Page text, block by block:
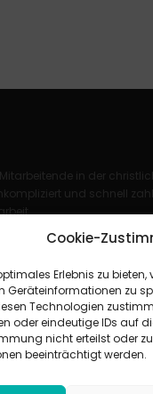
Cookie-
Erlebnis zu
Geräteinformationen zu
Technologien
oder eindeutige IDs auf
nicht erteilst oder
beeinträchtigt werden.
in der
und schnell
e. V.
für Christus“ e. V.